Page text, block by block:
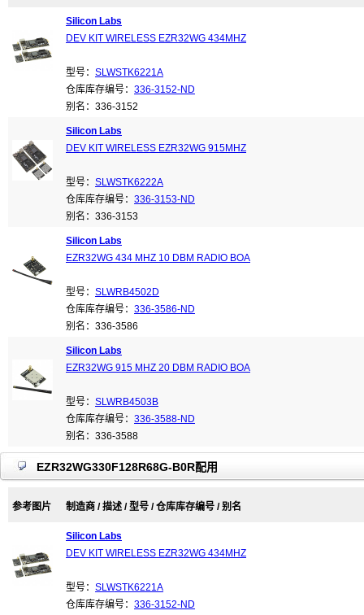
Silicon Labs
DEV KIT WIRELESS EZR32WG 434MHZ
型号： SLWSTK6221A
仓库库存编号： 336-3152-ND
别名：336-3152
Silicon Labs
DEV KIT WIRELESS EZR32WG 915MHZ
型号： SLWSTK6222A
仓库库存编号： 336-3153-ND
别名：336-3153
Silicon Labs
EZR32WG 434 MHZ 10 DBM RADIO BOA
型号： SLWRB4502D
仓库库存编号： 336-3586-ND
别名：336-3586
Silicon Labs
EZR32WG 915 MHZ 20 DBM RADIO BOA
型号： SLWRB4503B
仓库库存编号： 336-3588-ND
别名：336-3588
EZR32WG330F128R68G-B0R配用
参考图片 制造商 / 描述 / 型号 / 仓库库存编号 / 别名
Silicon Labs
DEV KIT WIRELESS EZR32WG 434MHZ
型号： SLWSTK6221A
仓库库存编号： 336-3152-ND